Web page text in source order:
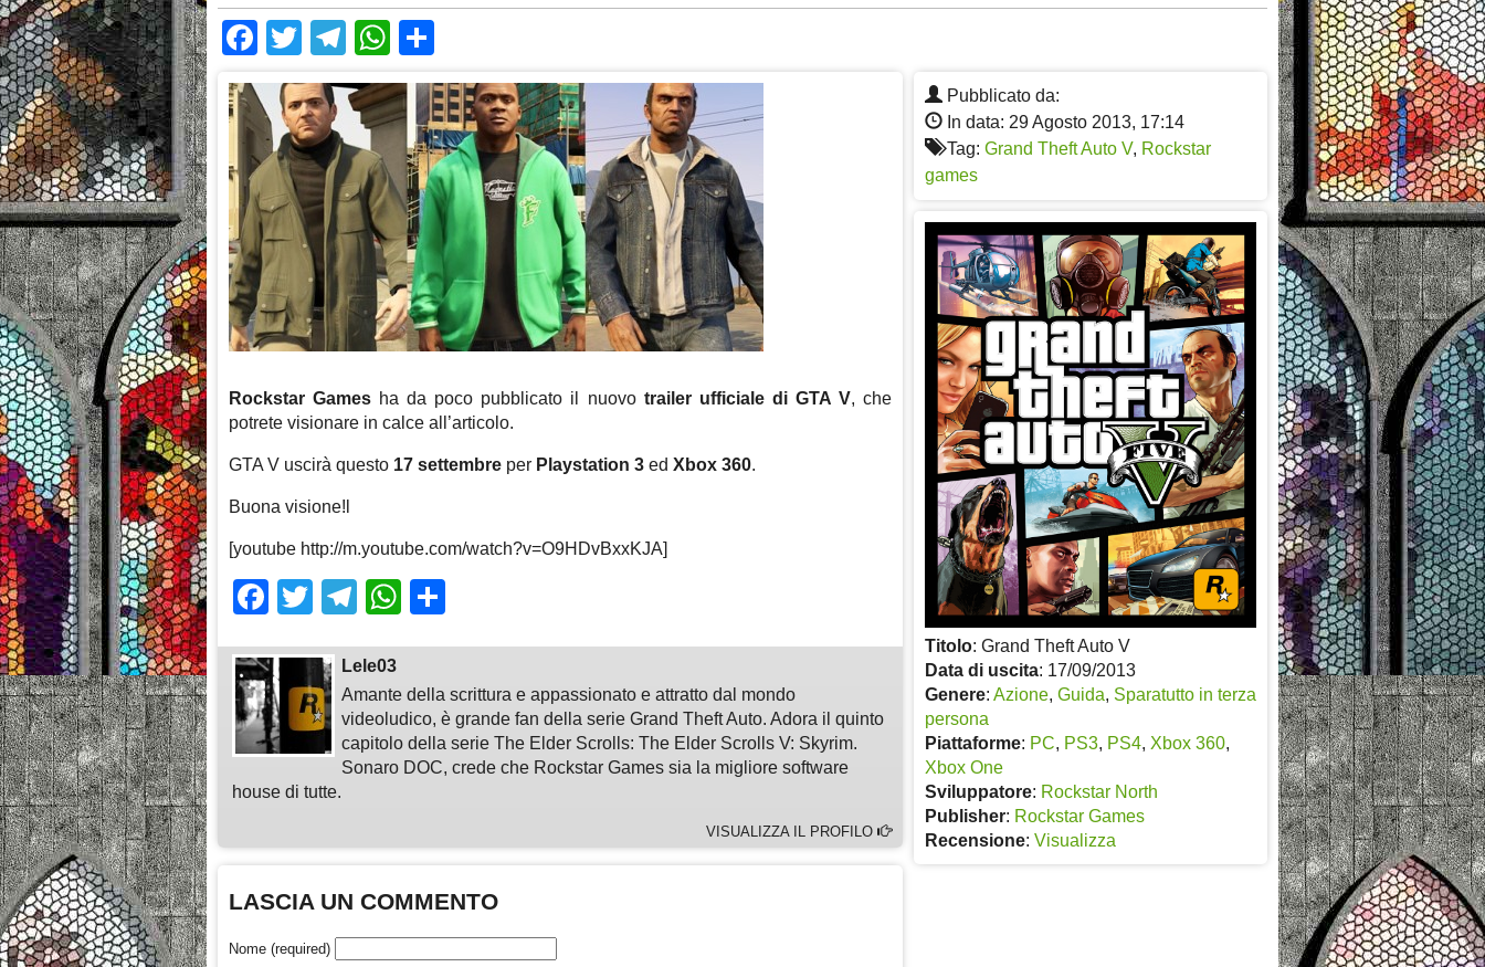
Facebook
TwitterTelegram
WhatsApp
Pubblicato da:
In data: 29 Agosto 2013, 17:14
Tag: Grand Theft Auto V, Rockstar
games
Titolo: Grand Theft Auto V
Data di uscita: 17/09/2013
Genere: Azione, Guida, Sparatutto in terza
persona
Piattaforme: PC, PS3, PS4, Xbox 360,
Xbox One
Sviluppatore: Rockstar North
Publisher: Rockstar Games
Recensione: Visualizza
Rockstar Games ha da poco pubblicato il nuovo trailer ufficiale di GTA V, che
potrete visionare in calce all’articolo.
GTA V uscirà questo 17 settembre per Playstation 3 ed Xbox 360.
Buona visione!l
[youtube http://m.youtube.com/watch?v=O9HDvBxxKJA]
Facebook
TwitterTelegram
WhatsApp
Lele03
Amante della scrittura e appassionato e attratto dal mondo
videoludico, è grande fan della serie Grand Theft Auto. Adora il quinto
capitolo della serie The Elder Scrolls: The Elder Scrolls V: Skyrim.
Sonaro DOC, crede che Rockstar Games sia la migliore software
house di tutte.
VISUALIZZA IL PROFILO
LASCIA UN COMMENTO
Nome (required)